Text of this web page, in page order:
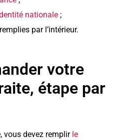
nationale ;
par l’intérieur.
votre
étape par
vous devez remplir le